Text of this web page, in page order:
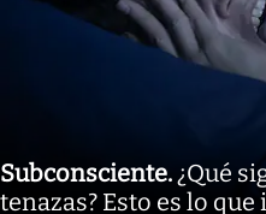
Subconsciente. ¿Qué
tenazas? Esto es lo